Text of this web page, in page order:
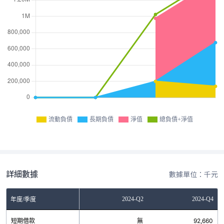
流動負債 長期負債 淨值 總負債+淨值
詳細數據 數據單位：千元
年度/季度 2024-Q2 2024-Q4
短期借款 無 92,660